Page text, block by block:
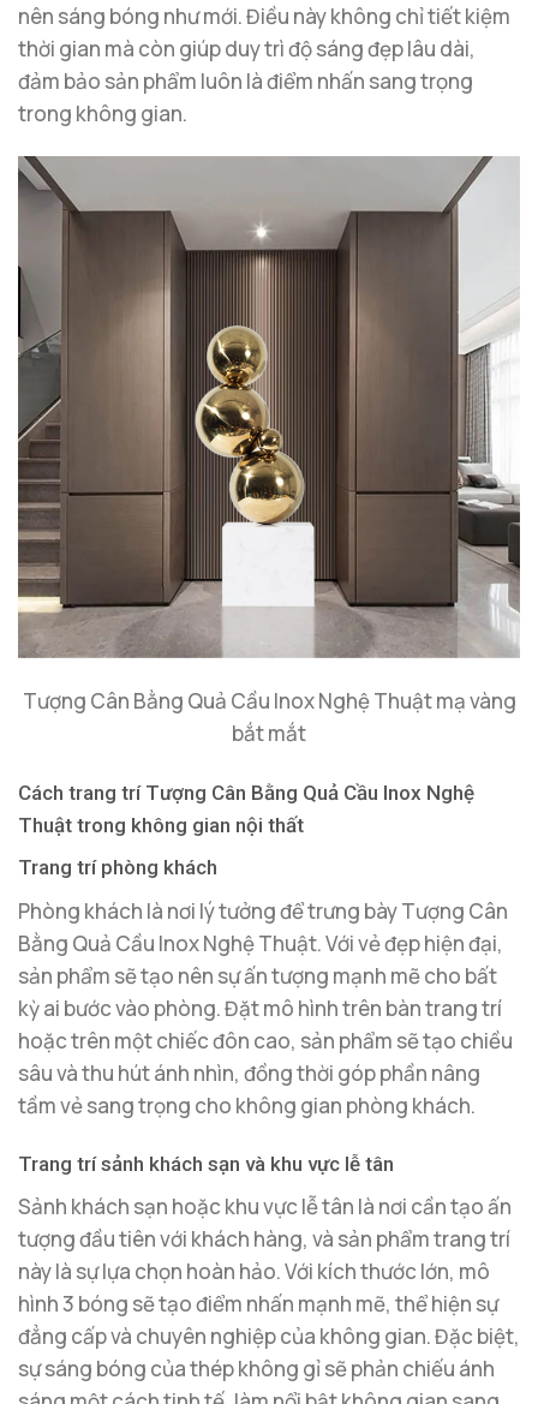
nên sáng bóng như mới. Điều này không chỉ tiết kiệm
thời gian mà còn giúp duy trì độ sáng đẹp lâu dài,
đảm bảo sản phẩm luôn là điểm nhấn sang trọng
trong không gian.
Tượng Cân Bằng Quả Cầu Inox Nghệ Thuật mạ vàng
bắt mắt
Cách trang trí Tượng Cân Bằng Quả Cầu Inox Nghệ
Thuật trong không gian nội thất
Trang trí phòng khách
Phòng khách là nơi lý tưởng để trưng bày Tượng Cân
Bằng Quả Cầu Inox Nghệ Thuật. Với vẻ đẹp hiện đại,
sản phẩm sẽ tạo nên sự ấn tượng mạnh mẽ cho bất
kỳ ai bước vào phòng. Đặt mô hình trên bàn trang trí
hoặc trên một chiếc đôn cao, sản phẩm sẽ tạo chiều
sâu và thu hút ánh nhìn, đồng thời góp phần nâng
tầm vẻ sang trọng cho không gian phòng khách.
Trang trí sảnh khách sạn và khu vực lễ tân
Sảnh khách sạn hoặc khu vực lễ tân là nơi cần tạo ấn
tượng đầu tiên với khách hàng, và sản phẩm trang trí
này là sự lựa chọn hoàn hảo. Với kích thước lớn, mô
hình 3 bóng sẽ tạo điểm nhấn mạnh mẽ, thể hiện sự
đẳng cấp và chuyên nghiệp của không gian. Đặc biệt,
sự sáng bóng của thép không gỉ sẽ phản chiếu ánh